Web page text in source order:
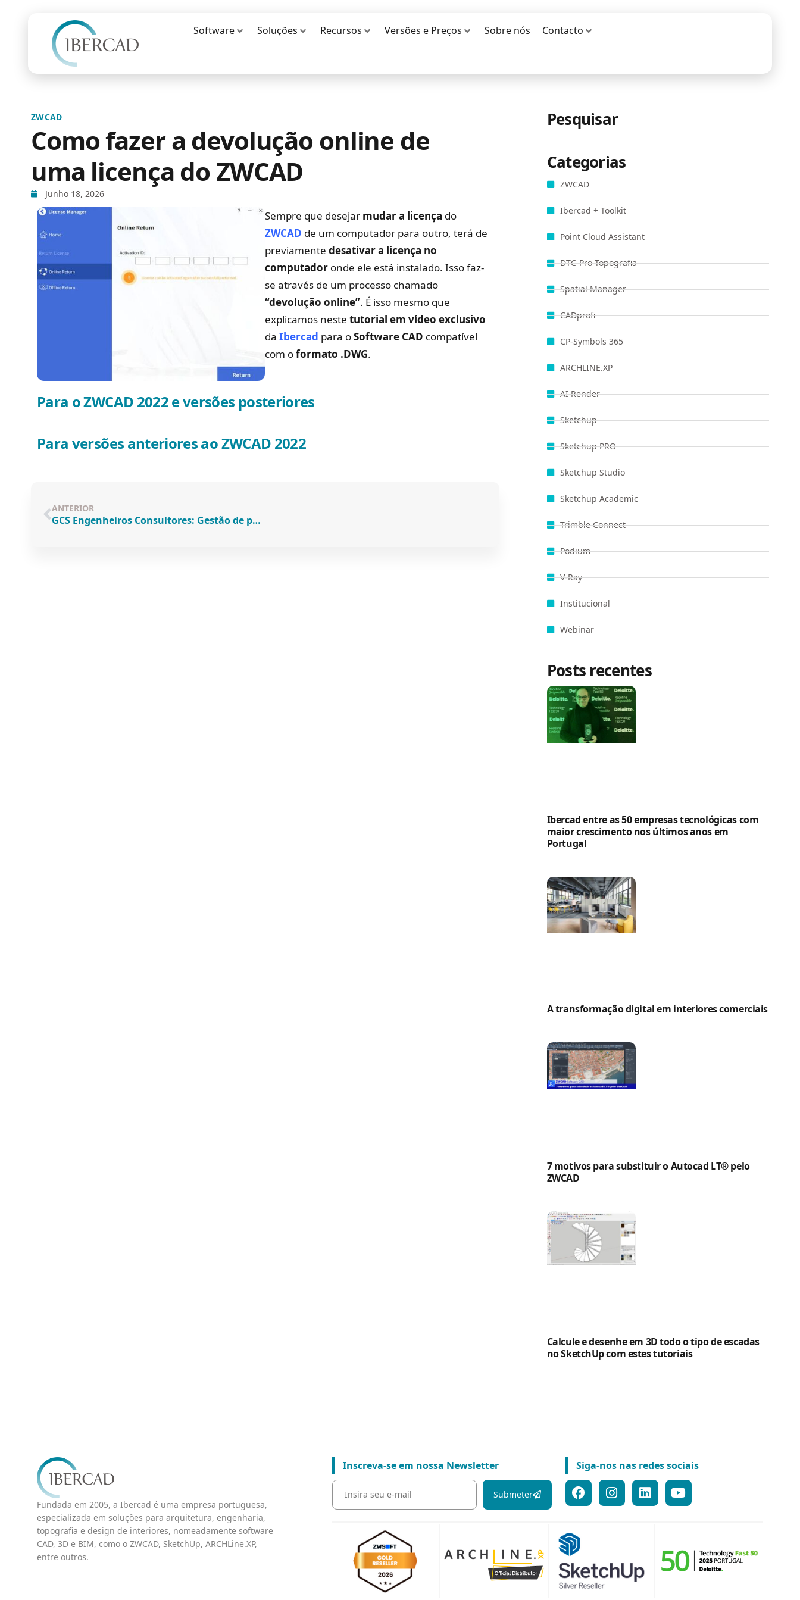
Software Soluções Recursos Versões e Preços Sobre nós Contacto
Pesquisar
Categorias
ZWCAD
Ibercad + Toolkit
Point Cloud Assistant
DTC-Pro Topografia
Spatial Manager
CADprofi
CP-Symbols 365
ARCHLINE.XP
AI Render
Sketchup
Sketchup PRO
Sketchup Studio
Sketchup Academic
Trimble Connect
Podium
V-Ray
Institucional
Webinar
Posts recentes
Ibercad entre as 50 empresas tecnológicas com
maior crescimento nos últimos anos em
Portugal
A transformação digital em interiores comerciais
7 motivos para substituir o Autocad LT® pelo
ZWCAD
Calcule e desenhe em 3D todo o tipo de escadas
no SketchUp com estes tutoriais
ZWCAD
Como fazer a devolução online de
uma licença do ZWCAD
Junho 18, 2026
Sempre que desejar mudar a licença do
ZWCAD de um computador para outro, terá de
previamentedesativar a licença no
computador onde ele está instalado. Isso faz-
se através de um processo chamado
“devolução online”. É isso mesmo que
explicamos nestetutorial em vídeo exclusivo
da Ibercad para oSoftware CAD compatível
com oformato .DWG.
Para o ZWCAD 2022 e versões posteriores
Para versões anteriores ao ZWCAD 2022
ANTERIOR
GCS Engenheiros Consultores: Gestão de projetos otimizada com ZWCAD e SketchUp
Fundada em 2005, a Ibercad é uma empresa portuguesa,
especializada em soluções para arquitetura, engenharia,
topografia e design de interiores, nomeadamente software
CAD, 3D e BIM, como o ZWCAD, SketchUp, ARCHLine.XP,
entre outros.
Inscreva-se em nossa Newsletter
Submeter
Siga-nos nas redes sociais